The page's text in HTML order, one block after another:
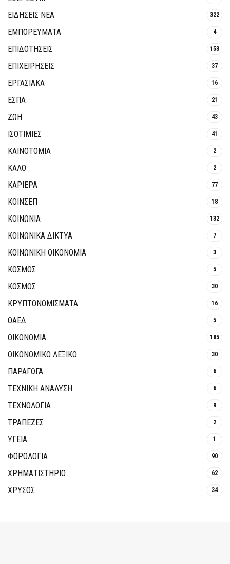
ΕΙΔΗΣΕΙΣ ΝΕΑ 322
ΕΜΠΟΡΕΥΜΑΤΑ 4
ΕΠΙΔΟΤΗΣΕΙΣ 153
ΕΠΙΧΕΙΡΗΣΕΙΣ 37
ΕΡΓΑΣΙΑΚΑ 16
ΕΣΠΑ 21
ΖΩΗ 43
ΙΣΟΤΙΜΙΕΣ 41
ΚΑΙΝΟΤΟΜΊΑ 2
ΚΑΛΟ 2
ΚΑΡΙΕΡΑ 77
ΚΟΙΝΣΕΠ 18
ΚΟΙΝΩΝΙΑ 132
ΚΟΙΝΩΝΙΚΆ ΔΊΚΤΥΑ 7
ΚΟΙΝΩΝΙΚΉ ΟΙΚΟΝΟΜΊΑ 3
ΚΟΣΜΟΣ 5
ΚΟΣΜΟΣ 30
ΚΡΥΠΤΟΝΟΜΊΣΜΑΤΑ 16
ΟΑΕΔ 5
ΟΙΚΟΝΟΜΙΑ 185
ΟΙΚΟΝΟΜΙΚΟ ΛΕΞΙΚΟ 30
ΠΑΡΑΓΩΓΑ 6
ΤΕΧΝΙΚΗ ΑΝΑΛΥΣΗ 6
ΤΕΧΝΟΛΟΓΙΑ 9
ΤΡΆΠΕΖΕΣ 2
ΥΓΕΙΑ 1
ΦΟΡΟΛΟΓΙΑ 90
ΧΡΗΜΑΤΙΣΤΗΡΙΟ 62
ΧΡΥΣΟΣ 34